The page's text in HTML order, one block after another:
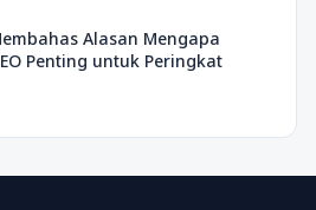
Alasan Mengapa
Penting untuk Peringkat